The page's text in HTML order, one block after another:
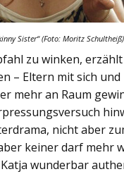
Sister“(Foto: Moritz Schultheiß)
zu winken,
– Eltern mit sich
mehr an Raum
nicht aber
keiner darf mehr
wunderbar